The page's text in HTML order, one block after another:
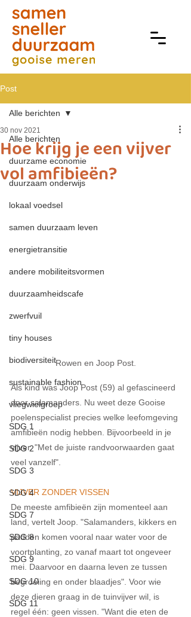
Post
Alle berichten
duurzame economie
duurzaam onderwijs
lokaal voedsel
samen duurzaam leven
energietransitie
andere mobiliteitsvormen
duurzaamheidscafe
zwerfvuil
tiny houses
biodiversiteit
sustainable fashion
vliegwielgroep
SDG 1
SDG 2
SDG 3
SDG 4
SDG 7
SDG 8
SDG 9
SDG 10
SDG 11
Alle berichten
Hoe krijg je een vijver
vol amfibieën?
30 nov 2021
Rowen en Joop Post.
Als kind was Joop Post (59) al gefascineerd
door salamanders. Nu weet deze Gooise
poelenspecialist precies welke leefomgeving
amfibieën nodig hebben. Bijvoorbeeld in je
vijver. "Met de juiste randvoorwaarden gaat
veel vanzelf".
VIJVER ZONDER VISSEN
De meeste amfibieën zijn momenteel aan
land, vertelt Joop. "Salamanders, kikkers en
padden komen vooral naar water voor de
voortplanting, zo vanaf maart tot ongeveer
mei. Daarvoor en daarna leven ze tussen
begroeiing en onder blaadjes". Voor wie
deze dieren graag in de tuinvijver wil, is
regel één: geen vissen. "Want die eten de